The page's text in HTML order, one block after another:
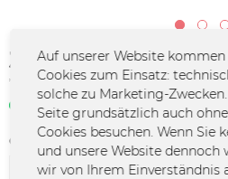
34,99 € *
*inkl. MwSt.zzgl. Versandkosten
Sofort verfügbar | 3 - 4 Werktage
Größe:
Auf unserer Website kommen
Cookies zum Einsatz:
solche zu Marketing-
Seite grundsätzlich auch
Cookies besuchen. Wenn Sie
und unsere Website dennoch
wir von Ihrem Einverständnis